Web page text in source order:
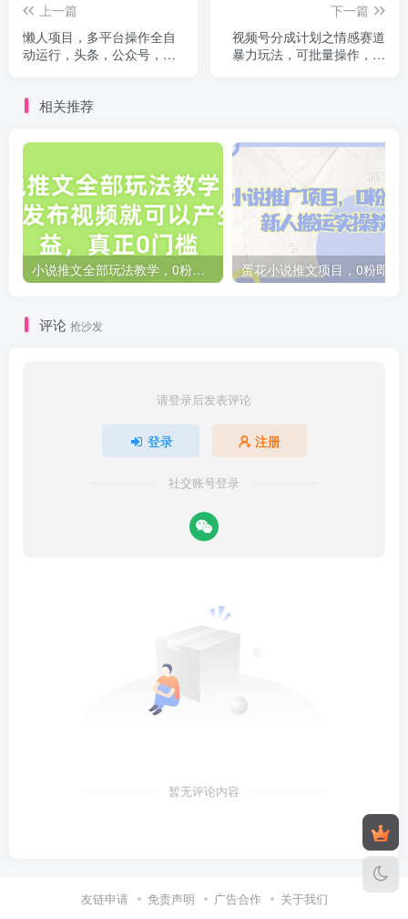
上一篇
懒人项目，多平台操作全自
动运行，头条，公众号，下
下一篇
视频号分成计划之情感赛道
暴力玩法，可批量操作，保
相关推荐
小说推文全部玩法教学，0粉丝发布视频就可以产生收益，真正0门槛
评论 抢沙发
请登录后发表评论
登录 注册
社交账号登录
暂无评论内容
友链申请 免责声明 广告合作 关于我们